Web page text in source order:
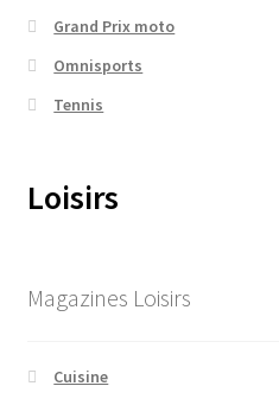
Grand Prix moto
Omnisports
Tennis
Loisirs
Magazines Loisirs
Cuisine